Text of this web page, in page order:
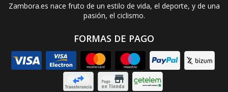
Zambora.es nace fruto de un estilo de vida, el deporte, y de una
pasión, el ciclismo.
FORMAS DE PAGO